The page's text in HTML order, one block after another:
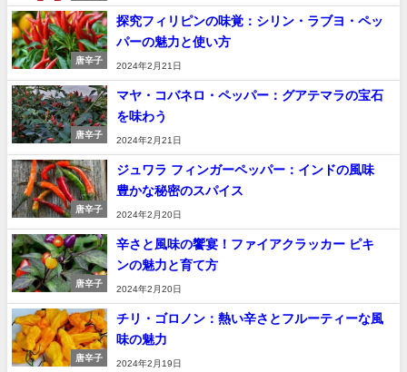
唐辛子
探究フィリピンの味覚：シリン・ラブヨ・ペッ
パーの魅力と使い方
2024年2月21日
唐辛子
マヤ・コバネロ・ペッパー：グアテマラの宝石
を味わう
2024年2月21日
唐辛子
ジュワラ フィンガーペッパー：インドの風味
豊かな秘密のスパイス
2024年2月20日
唐辛子
辛さと風味の饗宴！ファイアクラッカー ピキ
ンの魅力と育て方
2024年2月20日
唐辛子
チリ・ゴロノン：熱い辛さとフルーティーな風
味の魅力
2024年2月19日